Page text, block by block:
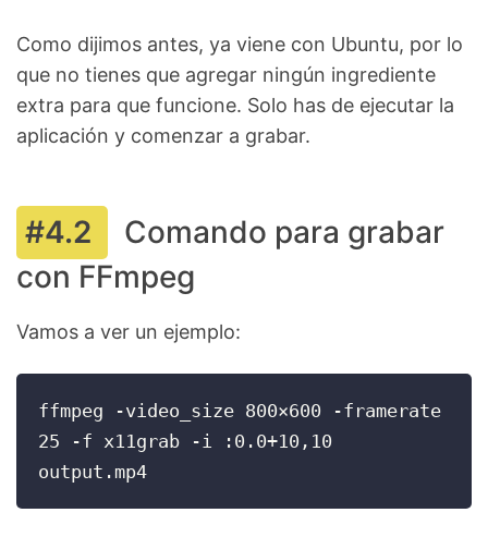
Como dijimos antes, ya viene con Ubuntu, por lo
que no tienes que agregar ningún ingrediente
extra para que funcione. Solo has de ejecutar la
aplicación y comenzar a grabar.
Comando para grabar
con FFmpeg
Vamos a ver un ejemplo:
ffmpeg -video_size 800×600 -framerate
25 -f x11grab -i :0.0+10,10
output.mp4